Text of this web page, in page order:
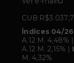
CUB
Índices 04/26
A.12 M. 4,48% |
A.12 M. 2,15% |
M. 4,32%